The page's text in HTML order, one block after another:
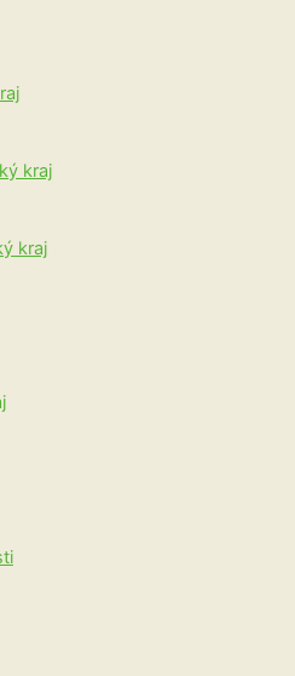
kraj
kraj